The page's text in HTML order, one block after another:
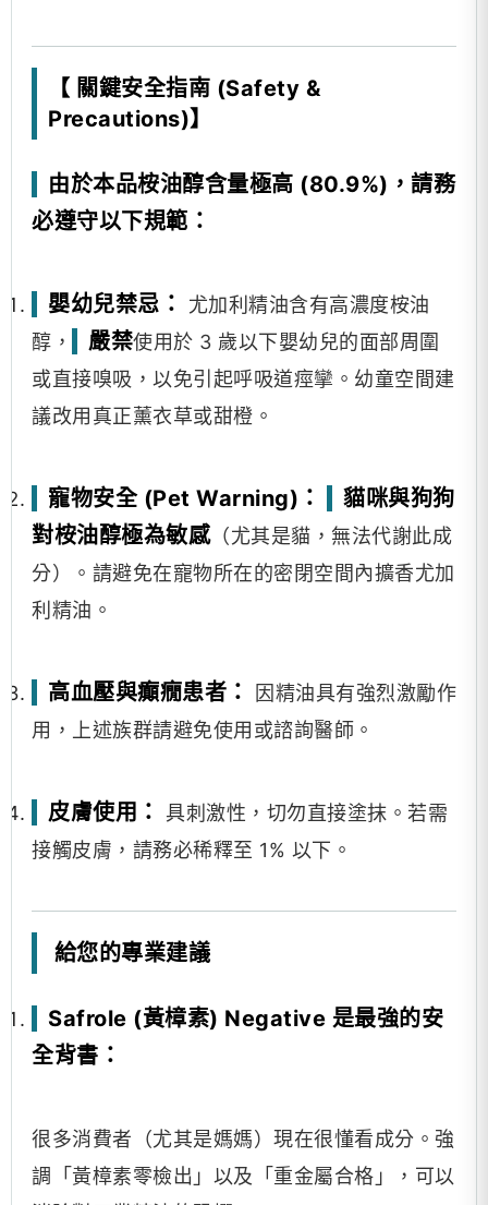
【 關鍵安全指南 (Safety &
Precautions)】
由於本品桉油醇含量極高 (80.9%)，請務
必遵守以下規範：
嬰幼兒禁忌：
尤加利精油含有高濃度桉油
醇，
嚴禁使用於 3 歲以下嬰幼兒的面部周圍
或直接嗅吸，以免引起呼吸道痙攣。幼童空間建
議改用真正薰衣草或甜橙。
寵物安全 (Pet Warning)：
貓咪與狗狗
對桉油醇極為敏感（尤其是貓，無法代謝此成
分）。請避免在寵物所在的密閉空間內擴香尤加
利精油。
高血壓與癲癇患者：
因精油具有強烈激勵作
用，上述族群請避免使用或諮詢醫師。
皮膚使用：
具刺激性，切勿直接塗抹。若需
接觸皮膚，請務必稀釋至 1% 以下。
給您的專業建議
Safrole (黃樟素) Negative 是最強的安
全背書：
很多消費者（尤其是媽媽）現在很懂看成分。強
調「黃樟素零檢出」以及「重金屬合格」，可以